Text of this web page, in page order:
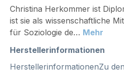
Christina Herkommer ist
ist sie als wissenschaftliche
für Soziologie de… Mehr
Herstellerinformationen
HerstellerinformationenZu den